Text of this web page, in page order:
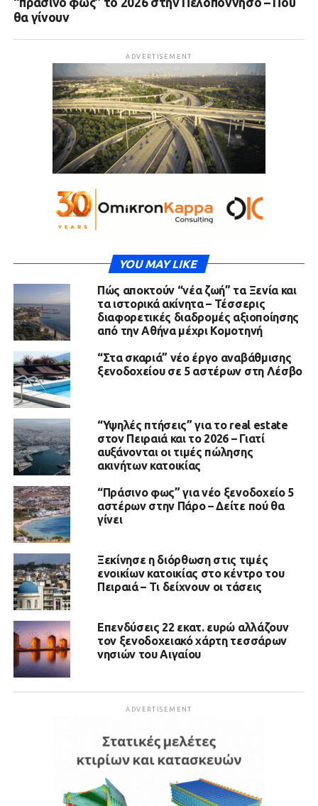
θα γίνουν
ADVERTISEMENT
YOU MAY LIKE
Πώς αποκτούν “νέα ζωή” τα Ξενία και
τα ιστορικά ακίνητα – Τέσσερις
διαφορετικές διαδρομές αξιοποίησης
από την Αθήνα μέχρι Κομοτηνή
“Στα σκαριά” νέο έργο αναβάθμισης
ξενοδοχείου σε 5 αστέρων στη Λέσβο
“Υψηλές πτήσεις” για το real estate
στον Πειραιά και το 2026 – Γιατί
αυξάνονται οι τιμές πώλησης
ακινήτων κατοικίας
“Πράσινο φως” για νέο ξενοδοχείο 5
αστέρων στην Πάρο – Δείτε πού θα
γίνει
Ξεκίνησε η διόρθωση στις τιμές
ενοικίων κατοικίας στο κέντρο του
Πειραιά – Τι δείχνουν οι τάσεις
Επενδύσεις 22 εκατ. ευρώ αλλάζουν
τον ξενοδοχειακό χάρτη τεσσάρων
νησιών του Αιγαίου
ADVERTISEMENT